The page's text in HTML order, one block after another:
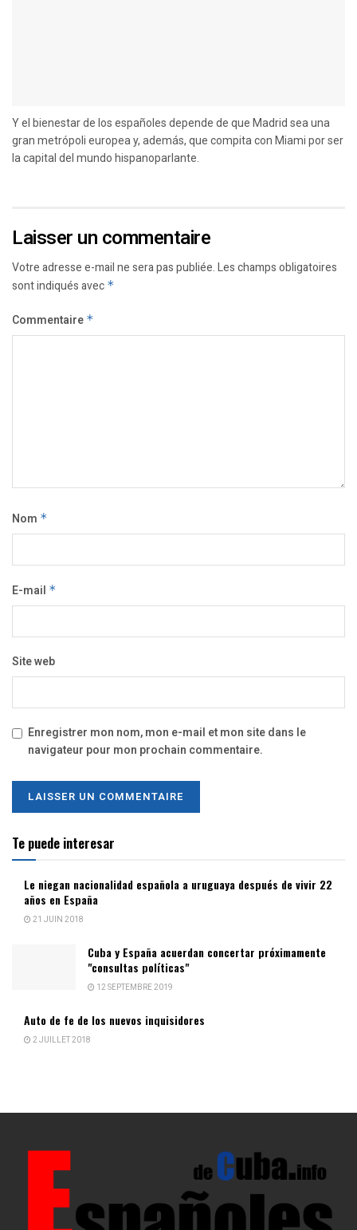
Y el bienestar de los españoles depende de que Madrid sea una
gran metrópoli europea y, además, que compita con Miami por ser
la capital del mundo hispanoparlante.
Laisser un commentaire
Votre adresse e-mail ne sera pas publiée.Les champs obligatoires
sont indiqués avec *
Commentaire *
Nom *
E-mail *
Site web
Enregistrer mon nom, mon e-mail et mon site dans le
navigateur pour mon prochain commentaire.
Te puede interesar
Le niegan nacionalidad española a uruguaya después de vivir 22
años en España
21 JUIN 2018
Cuba y España acuerdan concertar próximamente
"consultas políticas"
12 SEPTEMBRE 2019
Auto de fe de los nuevos inquisidores
2 JUILLET 2018